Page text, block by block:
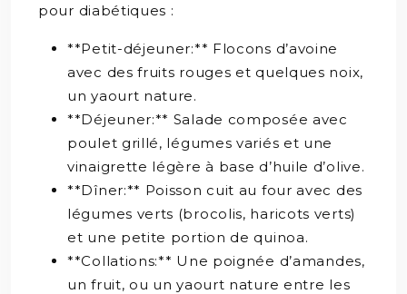
pour diabétiques :
**Petit-déjeuner:** Flocons d’avoine
avec des fruits rouges et quelques noix,
un yaourt nature.
**Déjeuner:** Salade composée avec
poulet grillé, légumes variés et une
vinaigrette légère à base d’huile d’olive.
**Dîner:** Poisson cuit au four avec des
légumes verts (brocolis, haricots verts)
et une petite portion de quinoa.
**Collations:** Une poignée d’amandes,
un fruit, ou un yaourt nature entre les